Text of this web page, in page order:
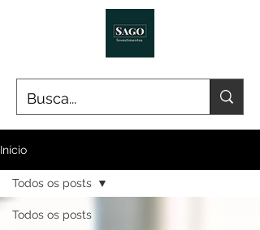
Início
Todos os posts
Todos os posts